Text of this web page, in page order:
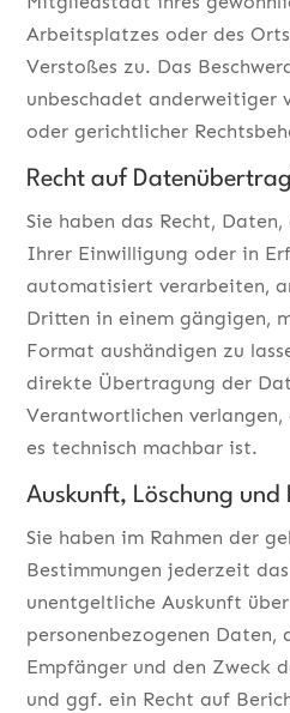
Arbeitsplatzes oder des
Verstoßes zu. Das
unbeschadet anderweitiger
oder gerichtlicher
Recht auf
Sie haben das Recht,
Ihrer Einwilligung oder in
automatisiert verarbeiten,
Dritten in einem gängigen,
Format aushändigen zu
direkte Übertragung der
Verantwortlichen
es technisch machbar ist.
Auskunft, Löschung und
Sie haben im Rahmen der
Bestimmungen jederzeit
unentgeltliche Auskunft
personenbezogenen Daten,
Empfänger und den Zweck
und ggf. ein Recht auf